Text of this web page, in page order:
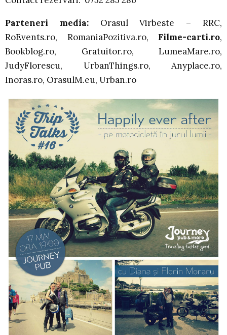
Parteneri media:Orasul Virbeste – RRC,
RoEvents.ro, RomaniaPozitiva.ro, Filme-carti.ro,
Bookblog.ro, Gratuitor.ro, LumeaMare.ro,
JudyFlorescu, UrbanThings.ro, Anyplace.ro,
Inoras.ro, OrasulM.eu, Urban.ro